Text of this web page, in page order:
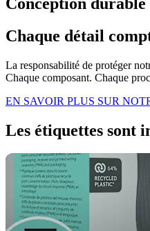
Chaque détail
La responsabilité de protéger
Chaque composant. Chaque
EN SAVOIR PLUS SUR
Les étiquettes sont